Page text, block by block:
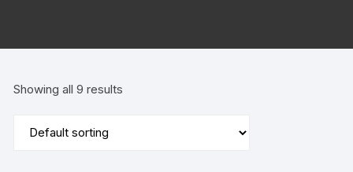
Showing all 9 results